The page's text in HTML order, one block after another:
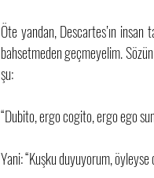
Öte yandan, Descartes’ın insan
bahsetmeden geçmeyelim.
şu:
“Dubito, ergo cogito, ergo ego
Yani: “Kuşku duyuyorum,